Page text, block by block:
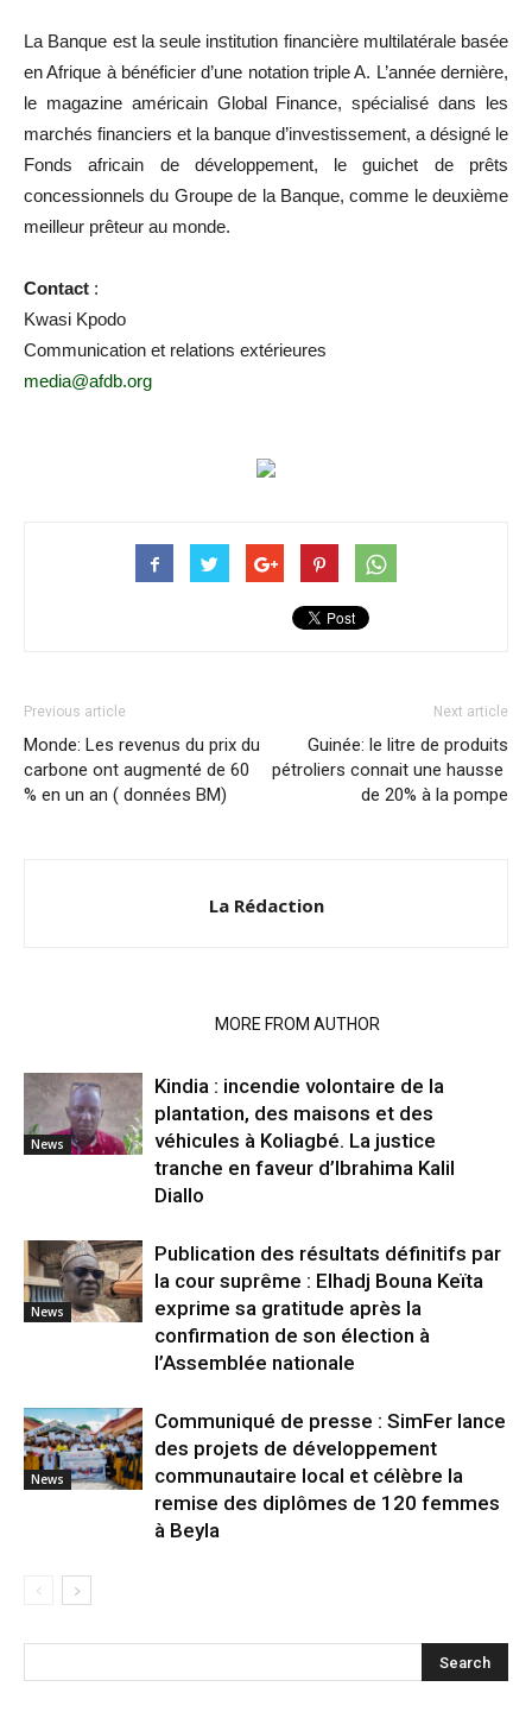
La Banque est la seule institution financière multilatérale basée
en Afrique à bénéficier d’une notation triple A. L’année dernière,
le magazine américain Global Finance, spécialisé dans les
marchés financiers et la banque d’investissement, a désigné le
Fonds africain de développement, le guichet de prêts
concessionnels du Groupe de la Banque, comme le deuxième
meilleur prêteur au monde.
Contact :
Kwasi Kpodo
Communication et relations extérieures
media@afdb.org
Previous article
Monde: Les revenus du prix du
carbone ont augmenté de 60
% en un an ( données BM)
Next article
Guinée: le litre de produits
pétroliers connait une hausse
de 20% à la pompe
La Rédaction
MORE FROM AUTHOR
News
Kindia : incendie volontaire de la
plantation, des maisons et des
véhicules à Koliagbé. La justice
tranche en faveur d’Ibrahima Kalil
Diallo
News
Publication des résultats définitifs par
la cour suprême : Elhadj Bouna Keïta
exprime sa gratitude après la
confirmation de son élection à
l’Assemblée nationale
News
Communiqué de presse : SimFer lance
des projets de développement
communautaire local et célèbre la
remise des diplômes de 120 femmes
à Beyla